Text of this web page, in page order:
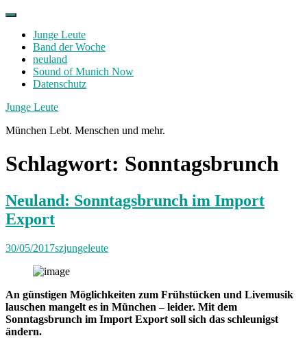
Skip
contentJunge Leute
Band der Woche
neuland
Sound of Munich Now
Datenschutz
Facebook
Twitter
Instagram
Junge Leute
München Lebt. Menschen und mehr.
Schlagwort: Sonntagsbrunch
Neuland: Sonntagsbrunch im Import
Export
30/05/2017szjungeleute
An günstigen Möglichkeiten zum Frühstücken und Livemusik
lauschen mangelt es in München – leider. Mit dem
Sonntagsbrunch im Import Export soll sich das schleunigst
ändern.